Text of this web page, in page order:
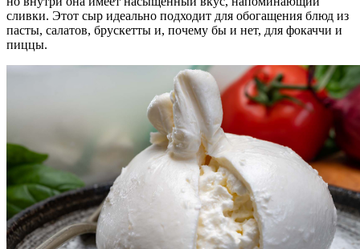
сливки. Этот сыр идеально подходит для обогащения блюд из
пасты, салатов, брускетты и, почему бы и нет, для фокаччи и
пиццы.